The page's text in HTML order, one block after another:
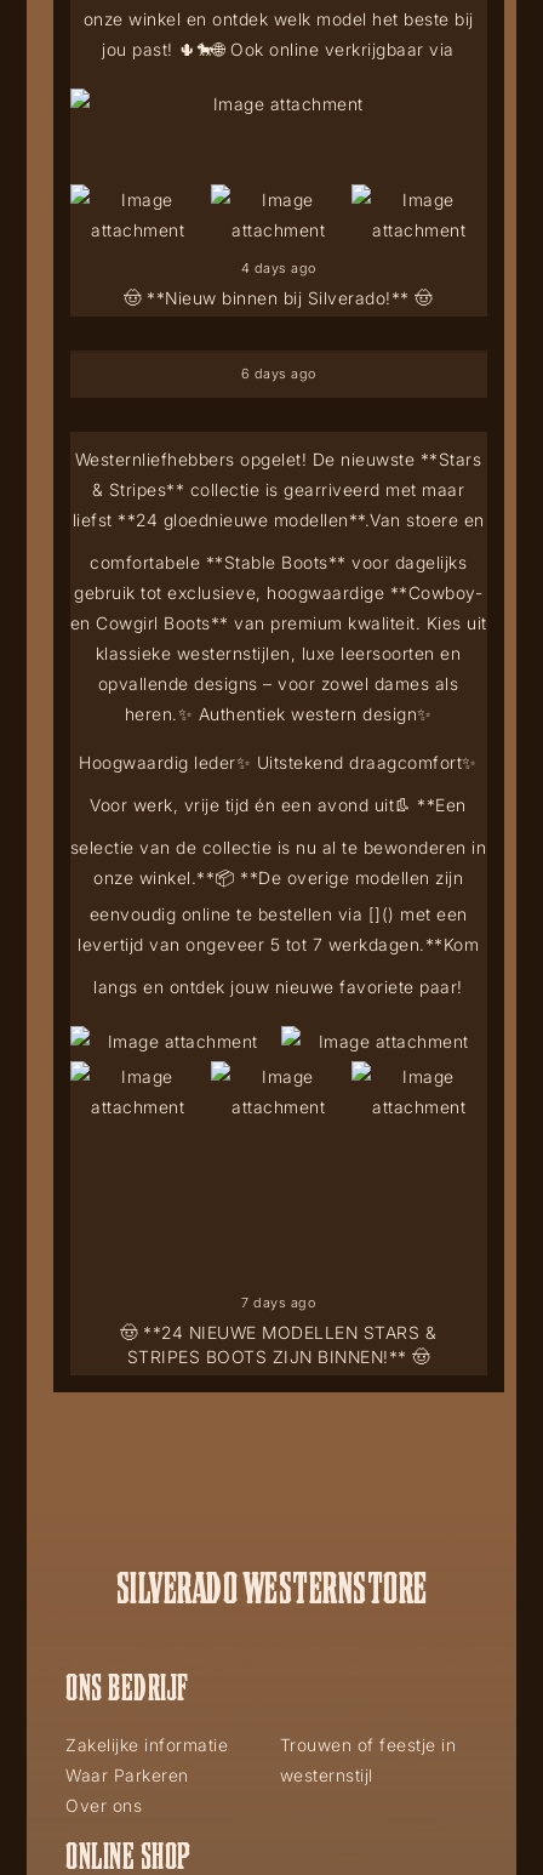
🤠 **Nieuw binnen bij Silverado!** 🤠
onze winkel en ontdek welk model het beste bij
jou past! 🌵🐎🌐 Ook online verkrijgbaar via
4 days ago
6 days ago
🤠 **24 NIEUWE MODELLEN STARS &
STRIPES BOOTS ZIJN BINNEN!** 🤠
Westernliefhebbers opgelet! De nieuwste **Stars
& Stripes** collectie is gearriveerd met maar
liefst **24 gloednieuwe modellen**.Van stoere en
comfortabele **Stable Boots** voor dagelijks
gebruik tot exclusieve, hoogwaardige **Cowboy-
en Cowgirl Boots** van premium kwaliteit. Kies uit
klassieke westernstijlen, luxe leersoorten en
opvallende designs – voor zowel dames als
heren.✨ Authentiek western design✨
Hoogwaardig leder✨ Uitstekend draagcomfort✨
Voor werk, vrije tijd én een avond uit👢 **Een
selectie van de collectie is nu al te bewonderen in
onze winkel.**📦 **De overige modellen zijn
eenvoudig online te bestellen via []() met een
levertijd van ongeveer 5 tot 7 werkdagen.**Kom
langs en ontdek jouw nieuwe favoriete paar!
7 days ago
SILVERADO WESTERNSTORE
ONS BEDRIJF
Zakelijke informatie
Waar Parkeren
Over ons
Trouwen of feestje in
westernstijl
ONLINE SHOP